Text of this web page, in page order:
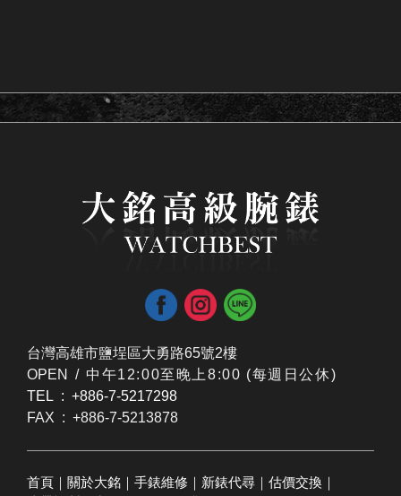
台灣高雄市鹽埕區大勇路65號2樓
OPEN / ​中午12:00至晚上8:00 (每週日公休)
TEL : +886-7-5217298
FAX : +886-7-5213878
首頁 ｜ 關於大銘 ｜ 手錶維修 ｜ 新錶代尋 ｜ 估價交換 ｜